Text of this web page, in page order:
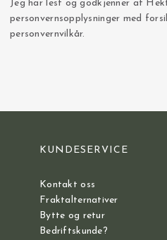
Jeg har lest og godkjenner at
personvernsopplysninger med
personvernvilkår.
KUNDESERVICE
Kontakt oss
Fraktalternativer
Bytte og retur
Bedriftskunde?